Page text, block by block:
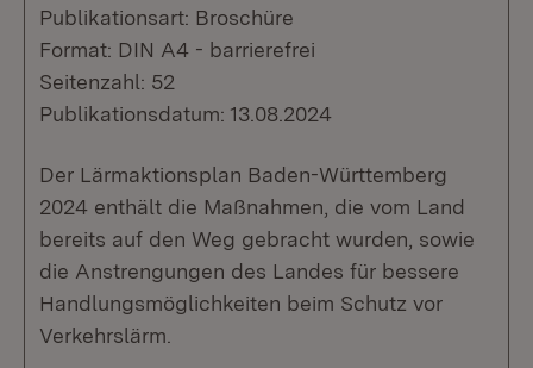
Publikationsart: Broschüre
Format: DIN A4 - barrierefrei
Seitenzahl: 52
Publikationsdatum: 13.08.2024
Der Lärmaktionsplan Baden-Württemberg
2024 enthält die Maßnahmen, die vom Land
bereits auf den Weg gebracht wurden, sowie
die Anstrengungen des Landes für bessere
Handlungsmöglichkeiten beim Schutz vor
Verkehrslärm.